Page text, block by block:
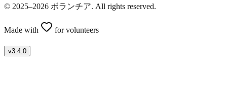
© 2025–2026 ボランチア. All rights reserved.
Made with for volunteers
v3.4.0